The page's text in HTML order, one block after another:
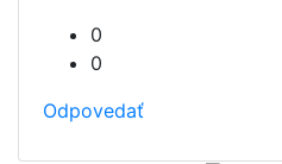
0
0
Odpovedať